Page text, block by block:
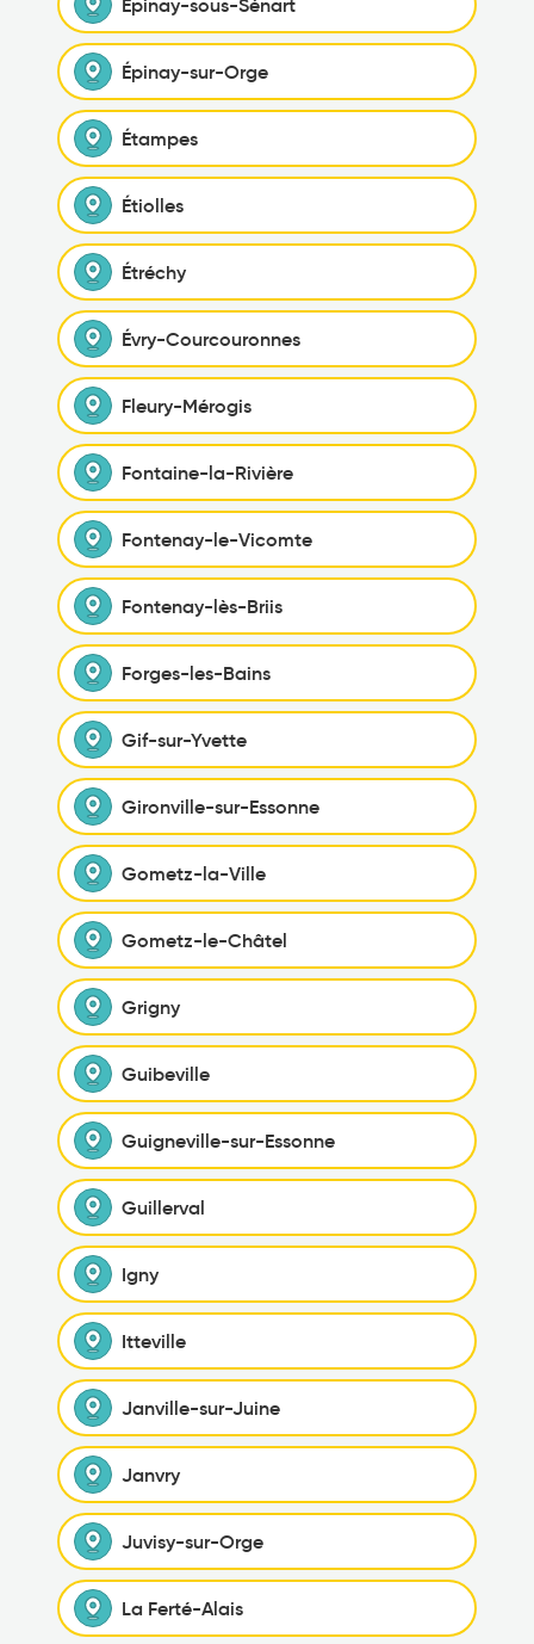
Épinay-sur-Orge
Étampes
Étiolles
Étréchy
Évry-Courcouronnes
Fleury-Mérogis
Fontaine-la-Rivière
Fontenay-le-Vicomte
Fontenay-lès-Briis
Forges-les-Bains
Gif-sur-Yvette
Gironville-sur-Essonne
Gometz-la-Ville
Gometz-le-Châtel
Grigny
Guibeville
Guigneville-sur-Essonne
Guillerval
Igny
Itteville
Janville-sur-Juine
Janvry
Juvisy-sur-Orge
La Ferté-Alais